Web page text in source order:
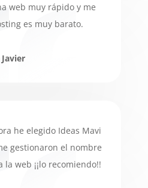
web muy rápido y me
es muy barato.
Javier
he elegido Ideas Mavi
gestionaron el nombre
web ¡¡lo recomiendo!!